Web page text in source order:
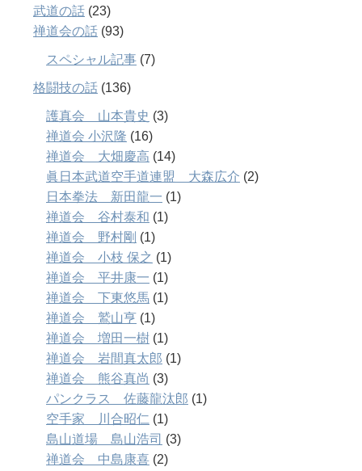
武道の話 (23)
禅道会の話 (93)
スペシャル記事 (7)
格闘技の話 (136)
護真会 山本貴史 (3)
禅道会 小沢隆 (16)
禅道会 大畑慶高 (14)
眞日本武道空手道連盟 大森広介 (2)
日本拳法 新田龍一 (1)
禅道会 谷村泰和 (1)
禅道会 野村剛 (1)
禅道会 小枝 保之 (1)
禅道会 平井康一 (1)
禅道会 下東悠馬 (1)
禅道会 鷲山亨 (1)
禅道会 増田一樹 (1)
禅道会 岩間真太郎 (1)
禅道会 熊谷真尚 (3)
パンクラス 佐藤龍汰郎 (1)
空手家 川合昭仁 (1)
島山道場 島山浩司 (3)
禅道会 中島康喜 (2)